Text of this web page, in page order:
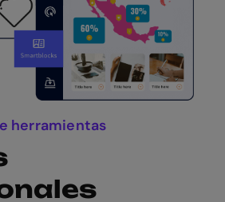
herramientas